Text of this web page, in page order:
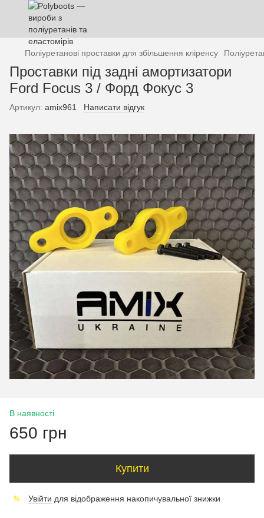
Поліуретанові проставки для збільшення кліренсу
Проставки під задні амортизатори
Ford Focus 3 / Форд Фокус 3
Артикул: amix961 Написати відгук
В наявності
650 грн
Купити
% Увійти для відображення накопичувальної знижки